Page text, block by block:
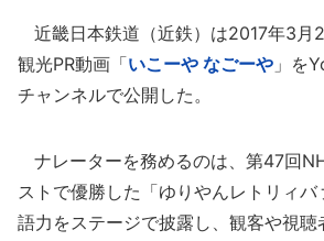
近畿日本鉄道（近鉄）は2017年3月
観光PR動画「いこーや なごーや 」を
チャンネルで公開した。
ナレーターを務めるのは、第47回
ストで優勝した「ゆりやんレトリィ
語力をステージで披露し、観客や視聴